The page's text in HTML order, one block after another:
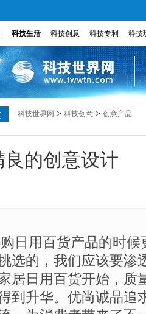
科技生活 科技创意 科技专利 科技
科技世界网 > 科技创意 > 创意产品
的创意设计
日用百货产品的时
选的，我们应该要渗
居日用百货开始，质
到升华。优尚诚品追